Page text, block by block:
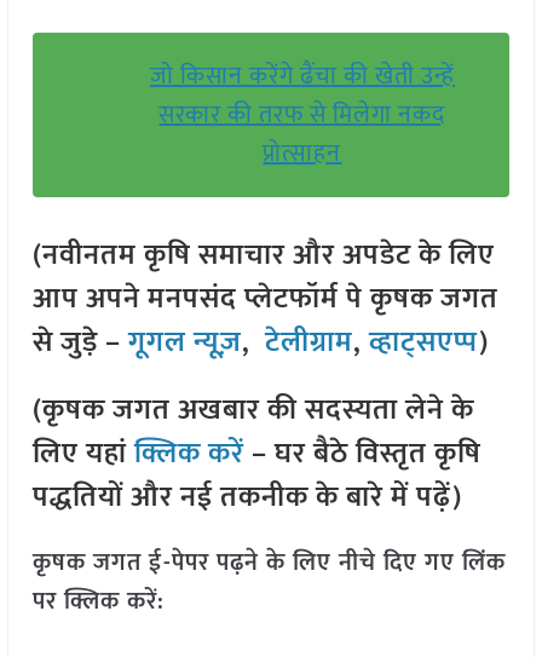
जो किसान करेंगे ढैंचा की खेती उन्हें
सरकार की तरफ से मिलेगा नकद
प्रोत्साहन
(नवीनतम कृषि समाचार और अपडेट के लिए
आप अपने मनपसंद प्लेटफॉर्म पे कृषक जगत
से जुड़े –गूगल न्यूज़,टेलीग्राम,व्हाट्सएप्प)
(कृषक जगत अखबार की सदस्यता लेने के
लिए यहांक्लिक करें– घर बैठे विस्तृत कृषि
पद्धतियों और नई तकनीक के बारे में पढ़ें)
कृषक जगत ई-पेपर पढ़ने के लिए नीचे दिए गए लिंक
पर क्लिक करें: